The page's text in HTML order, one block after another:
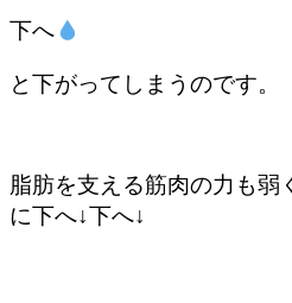
下へ
と下がってしまうのです。
脂肪を支える筋肉の力も弱
に下へ↓下へ↓